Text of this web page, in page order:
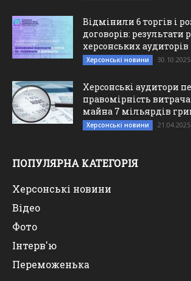
Відмінили 6 торгів і
договорів: результати
херсонських аудиторів
Херсонські новини 30.10.2025
Херсонські аудитори
правомірність
майна 7 мільярдів
Херсонські новини 21.04.2025
ПОПУЛЯРНА КАТЕГОРІЯ
Херсонські новини
Відео
Фото
Інтерв'ю
Переможенька